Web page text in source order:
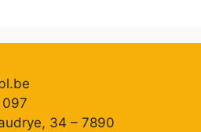
34 – 7890